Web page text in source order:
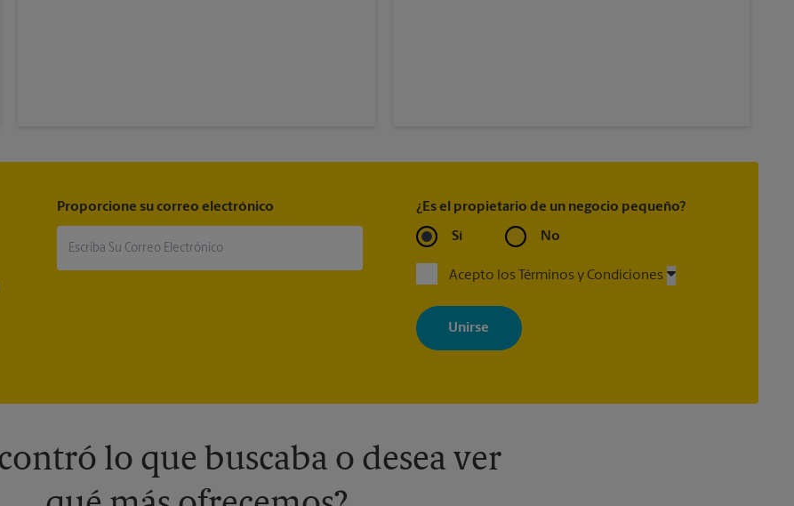
Proporcione su correo electrónico ¿Es el propietario de un negocio pequeño?
Sí No
Acepto los Términos y Condiciones
Al registrarse, acepta recibir correos electrónicos de The UPS Store
con noticias, ofertas especiales, promociones y mensajes
adaptados a sus intereses. Puede darse de baja en cualquier
momento. Para más información, consulte nuestra política de
información, contacte al centro The UPS Store en su ciudad.
lo que buscaba o desea ver